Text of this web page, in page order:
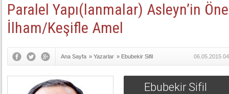
Paralel Yapı(lanmalar) Asleyn’in
İlham/Keşifle Amel
Ana Sayfa » Yazarlar » Ebubekir Sifil 06.05.2015
Ebubekir Sifil